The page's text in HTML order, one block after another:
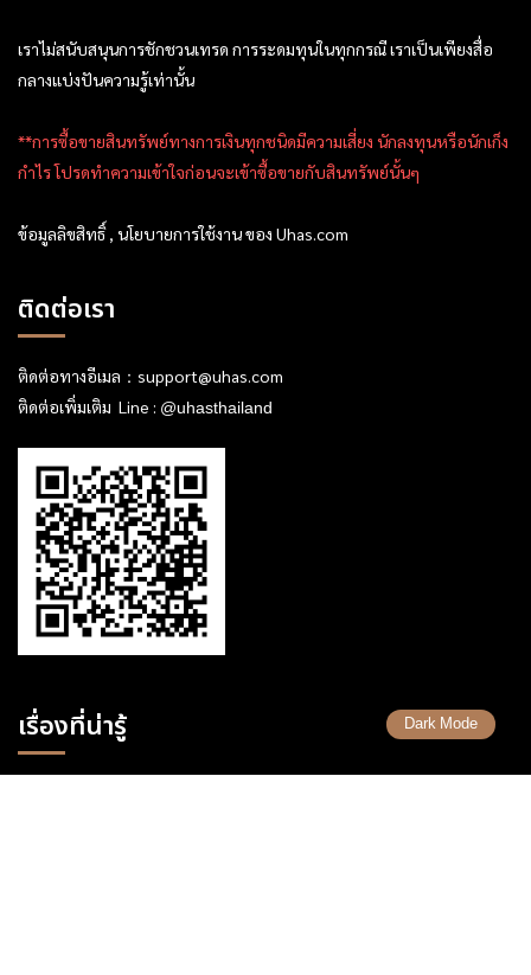
เราไม่สนับสนุนการชักชวนเทรด การระดมทุนในทุกกรณี เราเป็นเพียงสื่อ
กลางแบ่งปันความรู้เท่านั้น
**การซื้อขายสินทรัพย์ทางการเงินทุกชนิดมีความเสี่ยง นักลงทุนหรือนักเก็ง
กำไร โปรดทำความเข้าใจก่อนจะเข้าซื้อขายกับสินทรัพย์นั้นๆ
ข้อมูลลิขสิทธิ์ , นโยบายการใช้งาน ของ Uhas.com
ติดต่อเรา
ติดต่อทางอีเมล： support@uhas.com
ติดต่อเพิ่มเติม Line : @uhasthailand
เรื่องที่น่ารู้ Dark Mode